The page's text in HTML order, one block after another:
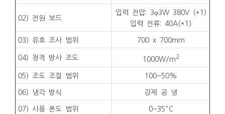
02) 전원 보드
입력 전압: 3φ3W 380V (*1)
입력 전류: 40A(*1)
03) 유효 조사 범위 700 x 700mm
04) 정격 방사 조도 1000W/m2
05) 조도 조절 범위 100~50%
06) 냉각 방식 강제 공 냉
07) 사용 온도 범위 0~35°C